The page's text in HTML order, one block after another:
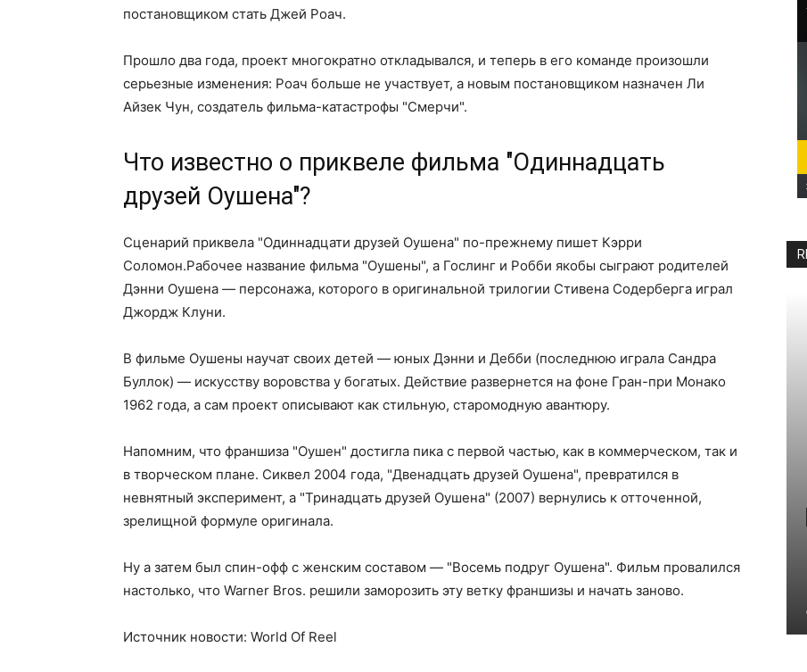
постановщиком стать Джей Роач.
Прошло два года, проект многократно откладывался, и теперь в его команде произошли
серьезные изменения: Роач больше не участвует, а новым постановщиком назначен Ли
Айзек Чун, создатель фильма-катастрофы "Смерчи".
Что известно о приквеле фильма "Одиннадцать
друзей Оушена"?
Сценарий приквела "Одиннадцати друзей Оушена" по-прежнему пишет Кэрри
Соломон.Рабочее название фильма "Оушены", а Гослинг и Робби якобы сыграют родителей
Дэнни Оушена — персонажа, которого в оригинальной трилогии Стивена Содерберга играл
Джордж Клуни.
В фильме Оушены научат своих детей — юных Дэнни и Дебби (последнюю играла Сандра
Буллок) — искусству воровства у богатых. Действие развернется на фоне Гран-при Монако
1962 года, а сам проект описывают как стильную, старомодную авантюру.
Напомним, что франшиза "Оушен" достигла пика с первой частью, как в коммерческом, так и
в творческом плане. Сиквел 2004 года, "Двенадцать друзей Оушена", превратился в
невнятный эксперимент, а "Тринадцать друзей Оушена" (2007) вернулись к отточенной,
зрелищной формуле оригинала.
Ну а затем был спин-офф с женским составом — "Восемь подруг Оушена". Фильм провалился
настолько, что Warner Bros. решили заморозить эту ветку франшизы и начать заново.
Источник новости: World Of Reel